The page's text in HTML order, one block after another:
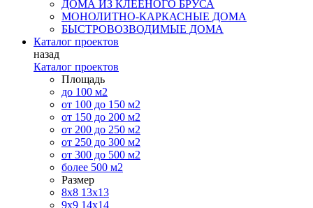
ДОМА ИЗ КЛЕЕНОГО БРУСА
МОНОЛИТНО-КАРКАСНЫЕ ДОМА
БЫСТРОВОЗВОДИМЫЕ ДОМА
Каталог проектов
назад
Каталог проектов
Площадь
до 100 м2
от 100 до 150 м2
от 150 до 200 м2
от 200 до 250 м2
от 250 до 300 м2
от 300 до 500 м2
более 500 м2
Размер
8х8 13х13
9х9 14х14